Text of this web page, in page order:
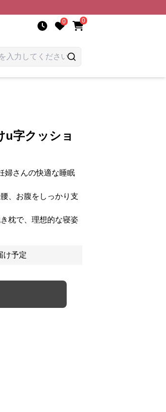
0 0
u字クッショ
婦さんの快適な睡眠
、お腹をしっかり支
枕で、理想的な寝姿
け予定